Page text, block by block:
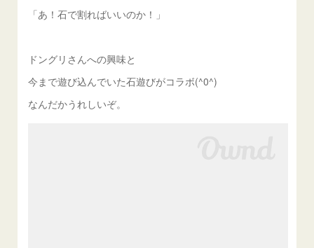
「あ！石で割ればいいのか！」
ドングリさんへの興味と
今まで遊び込んでいた石遊びがコラボ(^0^)
なんだかうれしいぞ。